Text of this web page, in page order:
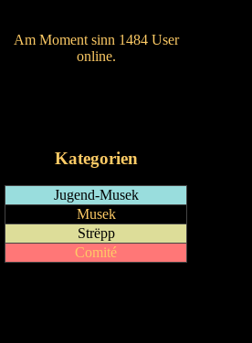
Am Moment sinn 1484 User
online.
Kategorien
Jugend-Musek
Musek
Strëpp
Comité